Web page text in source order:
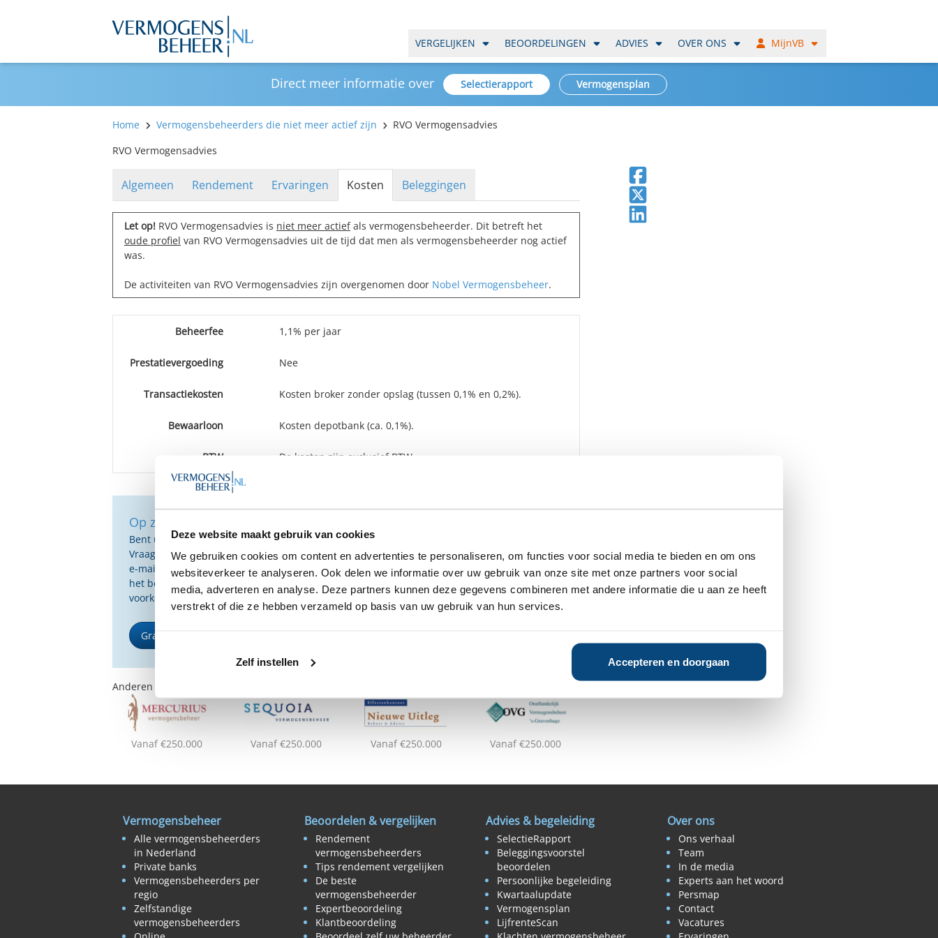
Deze website maakt gebruik van cookies
We gebruiken cookies om content en advertenties te personaliseren, om functies voor social media te bieden en om ons
websiteverkeer te analyseren. Ook delen we informatie over uw gebruik van onze site met onze partners voor social
media, adverteren en analyse. Deze partners kunnen deze gegevens combineren met andere informatie die u aan ze heeft
verstrekt of die ze hebben verzameld op basis van uw gebruik van hun services.
Zelf instellen Accepteren en doorgaan
VERGELIJKEN BEOORDELINGEN ADVIES OVER ONS MijnVB
Direct meer informatie over Selectierapport Vermogensplan
Home Vermogensbeheerders die niet meer actief zijn
RVO Vermogensadvies
RVO Vermogensadvies
Algemeen Rendement Ervaringen Kosten Beleggingen
Let op! RVO Vermogensadvies is niet meer actiefals vermogensbeheerder. Dit betreft het
oude profiel van RVO Vermogensadvies uit de tijd dat men als vermogensbeheerder nog actief
was.
De activiteiten van RVO Vermogensadvies zijn overgenomen door Nobel Vermogensbeheer.
Beheerfee 1,1% per jaar
Prestatievergoeding Nee
Transactiekosten Kosten broker zonder opslag (tussen 0,1% en 0,2%).
Bewaarloon Kosten depotbank (ca. 0,1%).
BTW De kosten zijn exclusief BTW.
Op zoek naar de beste vermogensbeheerder?
Bent u op zoek naar de voor u beste vermogensbeheerder?
Vraag dan gratis en geheel vrijblijvend een SelectieRapport aan. Per
e-mail ontvangt u een selectie van goede vermogensbeheerders die
het beste passen bij uw persoonlijke situatie, wensen en
voorkeuren.
Gratis Selectierapport
Anderen bekeken ook:
Vanaf €250.000 Vanaf €250.000 Vanaf €250.000 Vanaf €250.000
Deel op Facebook
Deel op X
Deel op LinkedIn
Vermogensbeheer
Alle vermogensbeheerders
in Nederland
Private banks
Vermogensbeheerders per
regio
Zelfstandige
vermogensbeheerders
Beoordelen & vergelijken
Rendement
vermogensbeheerders
Tips rendement vergelijken
De beste
vermogensbeheerder
Expertbeoordeling
Klantbeoordeling
Advies & begeleiding
SelectieRapport
Beleggingsvoorstel
beoordelen
Persoonlijke begeleiding
Kwartaalupdate
Vermogensplan
LijfrenteScan
Over ons
Ons verhaal
Team
In de media
Experts aan het woord
Persmap
Contact
Vacatures